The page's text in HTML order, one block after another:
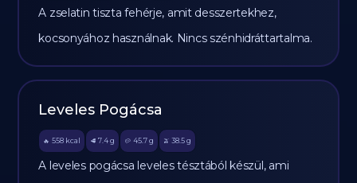
A zselatin tiszta fehérje, amit desszertekhez,
kocsonyához használnak. Nincs szénhidráttartalma.
Leveles Pogácsa
🔥 558 kcal 🥩 7.4 g 🥔 45.7g 🫒 38.5 g
A leveles pogácsa leveles tésztából készül, ami